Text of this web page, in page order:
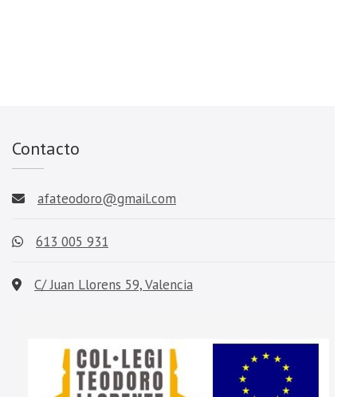
Contacto
afateodoro@gmail.com
613 005 931
C/ Juan Llorens 59, Valencia